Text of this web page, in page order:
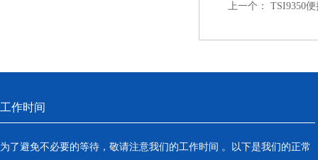
上一个： TSI9350
工作时间
为了避免不必要的等待，敬请注意我们的工作时间 。以下是我们的正常